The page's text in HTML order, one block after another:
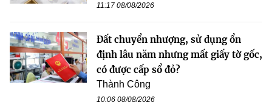
11:17 08/08/2026
Đất chuyển nhượng, sử dụng ổn
định lâu năm nhưng mất giấy tờ gốc,
có được cấp sổ đỏ?
Thành Công
10:06 08/08/2026